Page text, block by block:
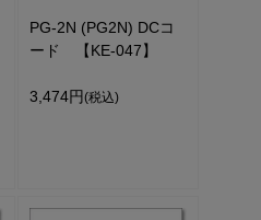
PG-2N (PG2N) DCコ
ード 【KE-047】
3,474円 (税込)